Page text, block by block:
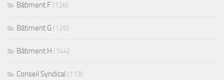
Bâtiment F (126)
Bâtiment G (126)
Bâtiment H (144)
Conseil Syndical (113)